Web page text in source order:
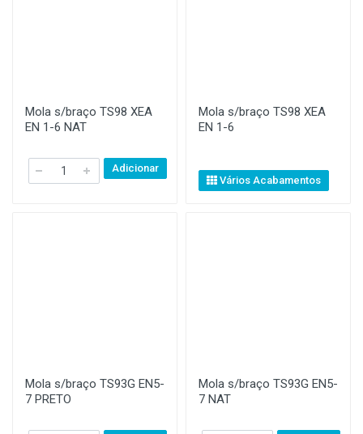
Mola s/braço TS98 XEA
EN 1-6 NAT
Adicionar
Mola s/braço TS98 XEA
EN 1-6
Vários Acabamentos
Mola s/braço TS93G EN5-
7 PRETO
Mola s/braço TS93G EN5-
7 NAT